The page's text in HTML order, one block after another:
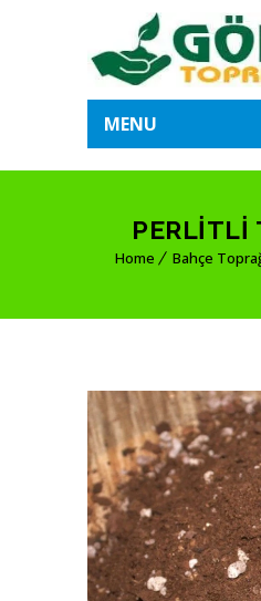
MENU
PERLITLI
Home Bahçe